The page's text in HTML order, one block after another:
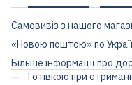
Самовивіз з нашого
«Новою поштою» по
Більше інформації про
Готівкою при